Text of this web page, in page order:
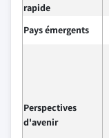
rapide
Pays émergents
Perspectives
d'avenir